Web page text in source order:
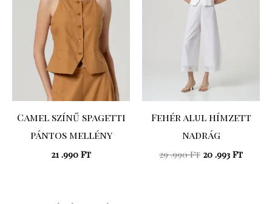
Camel színű spagetti
pántos mellény
21 .990 Ft
Fehér alul hímzett
nadrág
29 .990Ft 20 .993 Ft